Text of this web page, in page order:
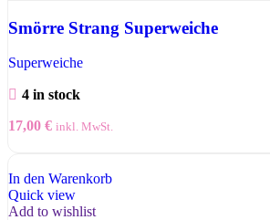
Smörre Strang Superweiche
Superweiche
4 in stock
17,00 € inkl. MwSt.
In den Warenkorb
Quick view
Add to wishlist